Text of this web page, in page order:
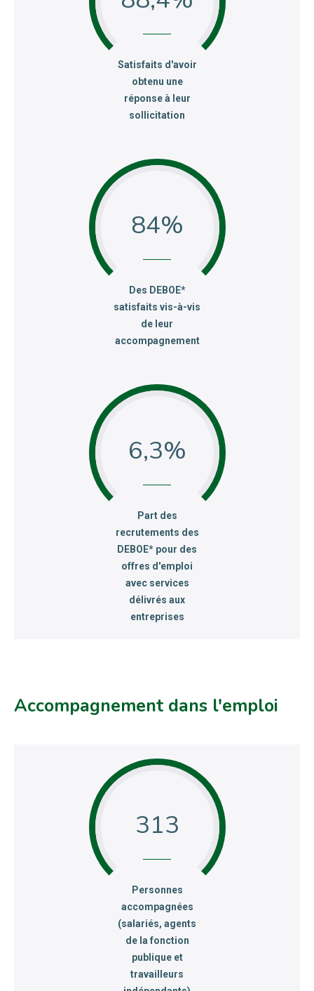
:Satisfaits d'avoir
obtenu une
réponse à leur
sollicitation
84
:Des DEBOE*
satisfaits vis-à-vis
de leur
accompagnement
6,3
:Part des
recrutements des
DEBOE* pour des
offres d'emploi
avec services
délivrés aux
entreprises
Accompagnement dans l'emploi
313
:Personnes
accompagnées
(salariés, agents
de la fonction
publique et
travailleurs